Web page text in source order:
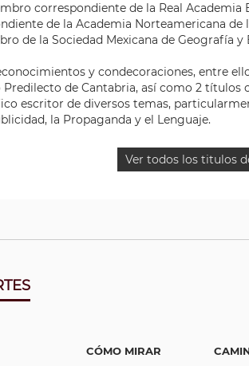
correspondiente de la Real Academia
de la Academia Norteamericana de
de la Sociedad Mexicana de Geografía y
y condecoraciones, entre
Predilecto de Cantabria, así como 2 títulos
escritor de diversos temas,
la Propaganda y el Lenguaje.
Ver todos los titulos
CÓMO MIRAR